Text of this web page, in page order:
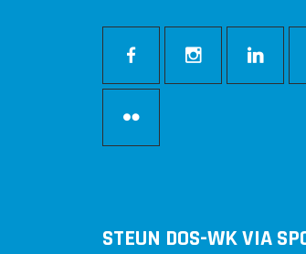
STEUN DOS-WK VIA